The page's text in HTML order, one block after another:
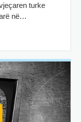
turke
në…